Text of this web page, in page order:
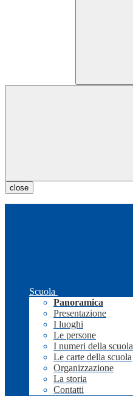
close
Scuola
Panoramica
Presentazione
I luoghi
Le persone
I numeri della scuola
Le carte della scuola
Organizzazione
La storia
Contatti